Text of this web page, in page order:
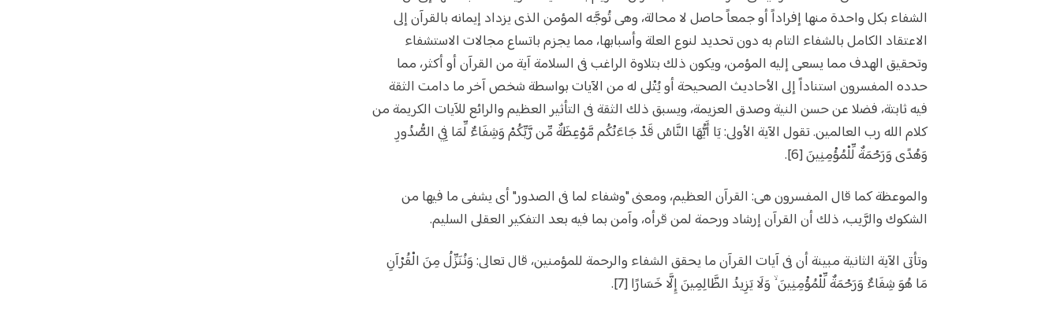
الشفاء بكل واحدة منها إفراداً أو جمعاً حاصل لا محالة، وهى تُوجَّه المؤمن الذى يزداد إيمانه بالقرآن إلى
الاعتقاد الكامل بالشفاء التام به دون تحديد لنوع العلة وأسبابها، مما يجزم باتساع مجالات الاستشفاء
وتحقيق الهدف مما يسعى إليه المؤمن، ويكون ذلك بتلاوة الراغب فى السلامة آية من القرآن أو أكثر، مما
حدده المفسرون استناداً إلى الأحاديث الصحيحة أو يُتْلى له من الآيات بواسطة شخص آخر ما دامت الثقة
فيه ثابتة، فضلا عن حسن النية وصدق العزيمة، ويسبق ذلك الثقة فى التأثير العظيم والرائع للآيات الكريمة من
كلام الله رب العالمين. تقول الآية الأولى: يَا أَيُّهَا النَّاسُ قَدْ جَاءَتْكُم مَّوْعِظَةٌ مِّن رَّبِّكُمْ وَشِفَاءٌ لِّمَا فِي الصُّدُورِ
وَهُدًى وَرَحْمَةٌ لِّلْمُؤْمِنِينَ [6].
والموعظة كما قال المفسرون هى: القرآن العظيم، ومعنى "وشفاء لما فى الصدور" أى يشفى ما فيها من
الشكوك والرَّيب، ذلك أن القرآن إرشاد ورحمة لمن قرأه، وآمن بما فيه بعد التفكير العقلى السليم.
وتأتى الآية الثانية مبينة أن فى آيات القرآن ما يحقق الشفاء والرحمة للمؤمنين، قال تعالى: وَنُنَزِّلُ مِنَ الْقُرْآنِ
مَا هُوَ شِفَاءٌ وَرَحْمَةٌ لِّلْمُؤْمِنِينَ ۙ وَلَا يَزِيدُ الظَّالِمِينَ إِلَّا خَسَارًا [7].